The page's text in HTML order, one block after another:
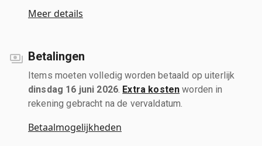
Meer details
Betalingen
Items moeten volledig worden betaald op uiterlijk
dinsdag 16 juni 2026 Extra kosten worden in
rekening gebracht na de vervaldatum.
Betaalmogelijkheden